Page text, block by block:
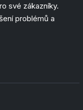
své zákazníky.
problémů a